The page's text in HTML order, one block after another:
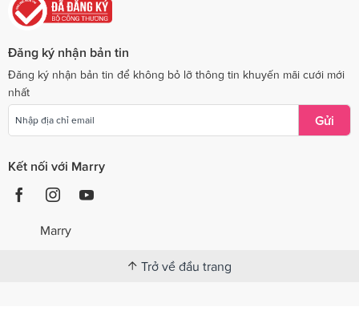
Đăng ký nhận bản tin
Đăng ký nhận bản tin để không bỏ lỡ thông tin khuyến mãi cưới mới
nhất
Gửi
Kết nối với Marry
Marry
Trở về đầu trang